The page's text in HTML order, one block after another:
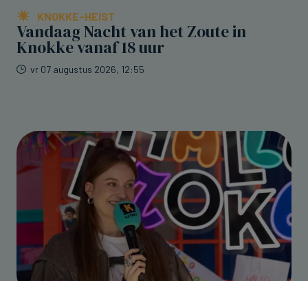
KNOKKE-HEIST
Vandaag Nacht van het Zoute in
Knokke vanaf 18 uur
vr 07 augustus 2026, 12:55